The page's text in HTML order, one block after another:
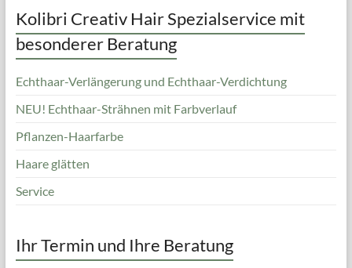
Kolibri Creativ Hair Spezialservice mit
besonderer Beratung
Echthaar-Verlängerung und Echthaar-Verdichtung
NEU! Echthaar-Strähnen mit Farbverlauf
Pflanzen-Haarfarbe
Haare glätten
Service
Ihr Termin und Ihre Beratung